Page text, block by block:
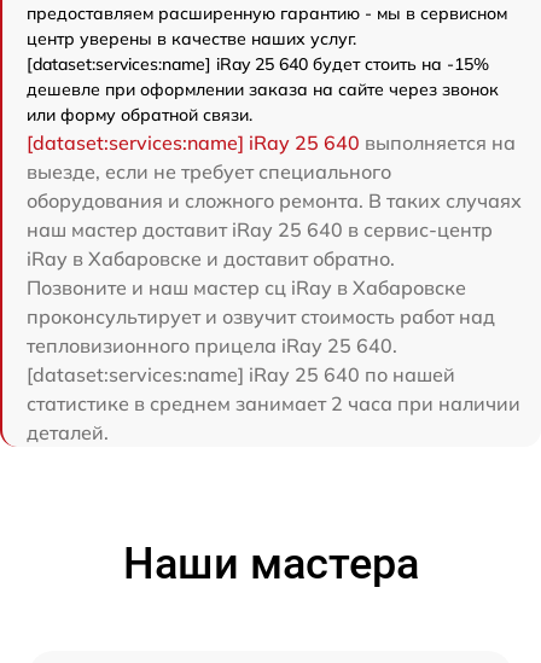
предоставляем расширенную гарантию - мы в сервисном
центр уверены в качестве наших услуг.
[dataset:services:name] iRay 25 640 будет стоить на -15%
дешевле при оформлении заказа на сайте через звонок
или форму обратной связи.
[dataset:services:name] iRay 25 640 выполняется на
выезде, если не требует специального
оборудования и сложного ремонта. В таких случаях
наш мастер доставит iRay 25 640 в сервис-центр
iRay в Хабаровске и доставит обратно.
Позвоните и наш мастер сц iRay в Хабаровске
проконсультирует и озвучит стоимость работ над
тепловизионного прицела iRay 25 640.
[dataset:services:name] iRay 25 640 по нашей
статистике в среднем занимает 2 часа при наличии
деталей.
Наши мастера